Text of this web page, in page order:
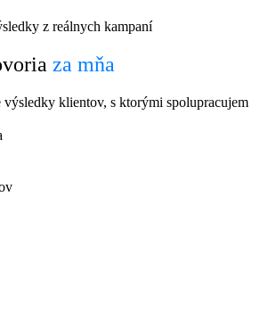
z reálnych kampaní
za mňa
klientov, s ktorými spolupracujem